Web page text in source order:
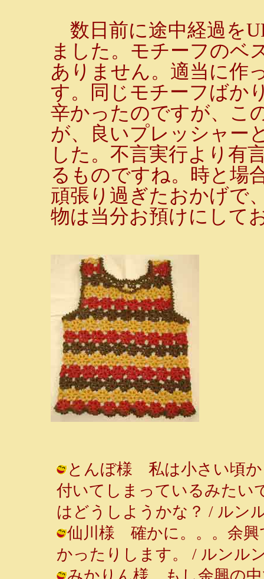
数日前に途中経過を
ました。モチーフのベ
ありません。適当に作
す。同じモチーフばか
辛かったのですが、こ
が、良いプレッシャー
した。不言実行より有
るものですね。時と場
頑張り過ぎたおかげで
物は当分お預けにして
とんぼ様 私は小さい頃か
付いてしまっているみたい
はどうしようかな？ / ルン
仙川様 確かに。。。余興
かったりします。 / ルンル
みかりん様 もし余興の中